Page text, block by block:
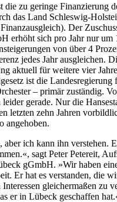
die zu geringe Finanzierung
das Land Schleswig-
Der
erhöht sich pro Jahr nur um
von über 4
jedes Jahr ausgleichen.
aktuell für weitere vier
ist die Landesregierung
– primär zuständig.
gerade. Nur die
letzten zehn Jahren
angehoben.
aber ich kann ihn verstehen.
sagt Peter Petereit,
gGmbH. »Wir haben
Er hat es verstanden, die
gleichermaßen zu
er in Lübeck geschaffen